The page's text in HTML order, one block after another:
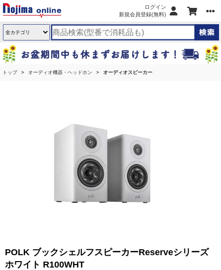
ログイン
新規会員登録(無料)
トップ オーディオ機器・ヘッドホン オーディオスピーカー
POLK ブックシェルフスピーカーReserveシリーズ
ホワイト R100WHT